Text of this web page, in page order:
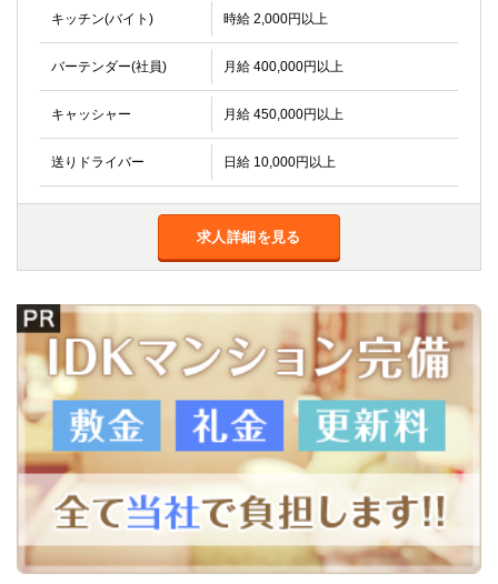
キッチン(バイト) 時給 2,000円以上
バーテンダー(社員) 月給 400,000円以上
キャッシャー 月給 450,000円以上
送りドライバー 日給 10,000円以上
求人詳細を見る